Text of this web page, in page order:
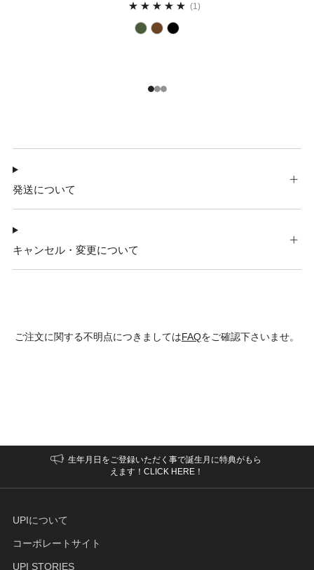
(1)1
発送について
キャンセル・変更について
ご注文に関する不明点につきましてはFAQをご確認下さいませ。
生年月日をご登録いただく事で誕生月に特典がもら
えます！CLICK HERE！
UPIについて
コーポレートサイト
UPI STORIES